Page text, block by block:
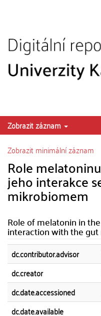
Zobrazit záznam
Zobrazit minimální záznam
Role
jeho interakce
mikrobiomem
Role of melatonin in
interaction with the
dc.contributor.advisor
dc.creator
dc.date.accessioned
dc.date.available